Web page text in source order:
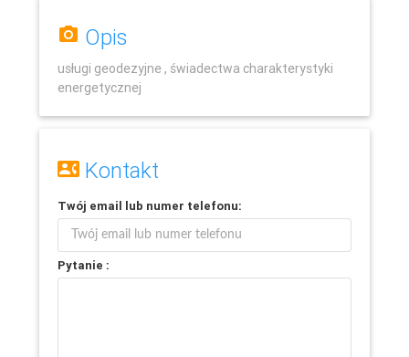
Opis
usługi geodezyjne , świadectwa charakterystyki
energetycznej
Kontakt
Twój email lub numer telefonu:
Pytanie :